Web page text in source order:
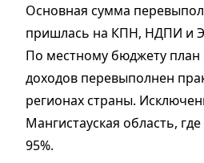
Основная сумма
пришлась на КПН, НДПИ и
По местному бюджету план
доходов перевыполнен
регионах страны.
Мангистауская область,
95%.